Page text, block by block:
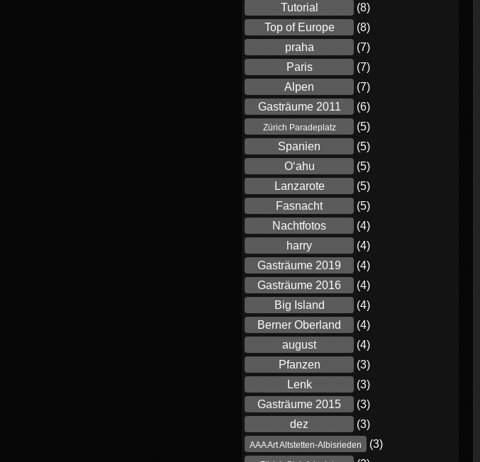
Tutorial
(8)
Top of Europe
(8)
praha
(7)
Paris
(7)
Alpen
(7)
Gasträume 2011
(6)
Zürich Paradeplatz
(5)
Spanien
(5)
Oʻahu
(5)
Lanzarote
(5)
Fasnacht
(5)
Nachtfotos
(4)
harry
(4)
Gasträume 2019
(4)
Gasträume 2016
(4)
Big Island
(4)
Berner Oberland
(4)
august
(4)
Pfanzen
(3)
Lenk
(3)
Gasträume 2015
(3)
dez
(3)
AAA Art Altstetten-Albisrieden (3)